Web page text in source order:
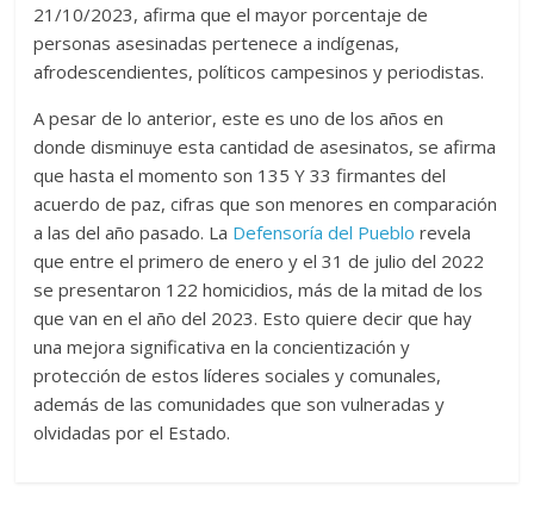
21/10/2023, afirma que el mayor porcentaje de
personas asesinadas pertenece a indígenas,
afrodescendientes, políticos campesinos y periodistas.
A pesar de lo anterior, este es uno de los años en
donde disminuye esta cantidad de asesinatos, se afirma
que hasta el momento son 135 Y 33 firmantes del
acuerdo de paz, cifras que son menores en comparación
a las del año pasado. La Defensoría del Pueblo revela
que entre el primero de enero y el 31 de julio del 2022
se presentaron 122 homicidios, más de la mitad de los
que van en el año del 2023. Esto quiere decir que hay
una mejora significativa en la concientización y
protección de estos líderes sociales y comunales,
además de las comunidades que son vulneradas y
olvidadas por el Estado.